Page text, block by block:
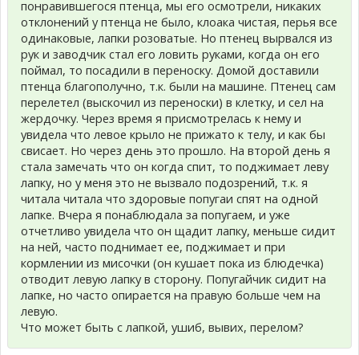
понравившегося птенца, мы его осмотрели, никаких
отклонений у птенца не было, клоака чистая, перья все
одинаковые, лапки розоватые. Но птенец вырвался из
рук и заводчик стал его ловить руками, когда он его
поймал, то посадили в переноску. Домой доставили
птенца благополучно, т.к. были на машине. Птенец сам
перелетел (выскочил из переноски) в клетку, и сел на
жердочку. Через время я присмотрелась к нему и
увидела что левое крыло не прижато к телу, и как бы
свисает. Но через день это прошло. На второй день я
стала замечать что он когда спит, то поджимает леву
лапку, но у меня это не вызвало подозрений, т.к. я
читала читала что здоровые попугаи спят на одной
лапке. Вчера я понаблюдала за попугаем, и уже
отчетливо увидела что он щадит лапку, меньше сидит
на ней, часто поднимает ее, поджимает и при
кормлении из мисочки (он кушает пока из блюдечка)
отводит левую лапку в сторону. Попугайчик сидит на
лапке, но часто опирается на правую больше чем на
левую.
Что может быть с лапкой, ушиб, вывих, перелом?